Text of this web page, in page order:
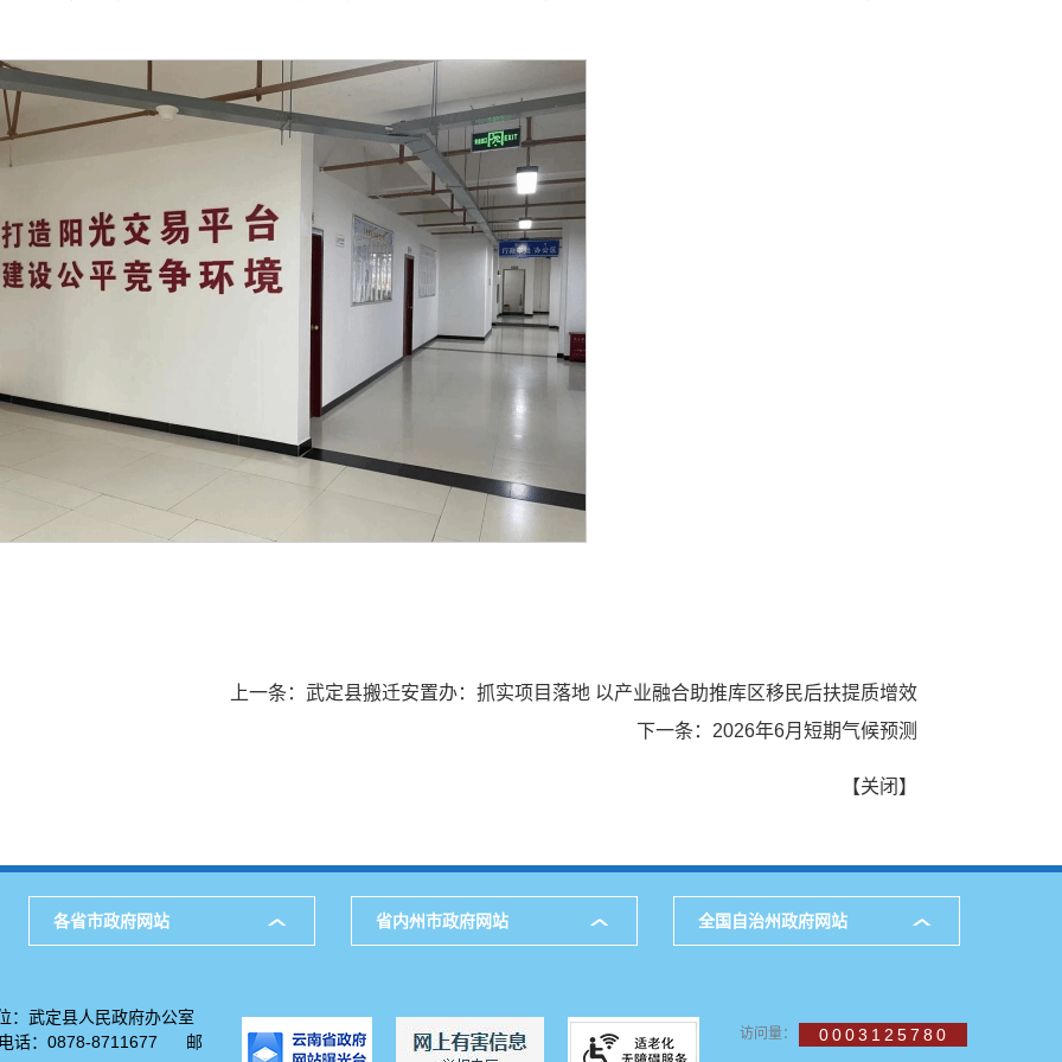
上一条： 武定县搬迁安置办：抓实项目落地 以产业融合助推库区移民后扶提质增效
下一条： 2026年6月短期气候预测
【关闭 】
各省市政府网站 省内州市政府网站 全国自治州政府网站
武定县人民政府办公室
话：0878-8711677 邮
访问量： 0003125780